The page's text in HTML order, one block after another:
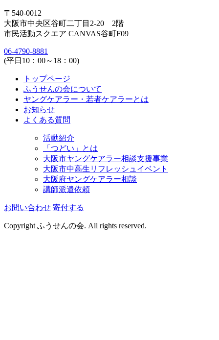
〒540-0012
大阪市中央区谷町二丁目2-20 2階
市民活動スクエア CANVAS谷町F09
06-4790-8881
(平日10：00～18：00)
トップページ
ふうせんの会について
ヤングケアラー・若者ケアラーとは
お知らせ
よくある質問
活動紹介
「つどい」とは
大阪市ヤングケアラー相談支援事業
大阪市中高生リフレッシュイベント
大阪府ヤングケアラー相談
講師派遣依頼
お問い合わせ 寄付する
Copyright ふうせんの会. All rights reserved.